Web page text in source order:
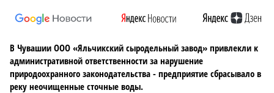
В Чувашии ООО «Яльчикский сыродельный завод» привлекли к
административной ответственности за нарушение
природоохранного законодательства - предприятие сбрасывало в
реку неочищенные сточные воды.